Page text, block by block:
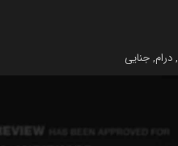
,درام,جنایی